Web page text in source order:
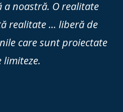
noastră. O realitate
realitate ... liberă de
care sunt proiectate
limiteze.